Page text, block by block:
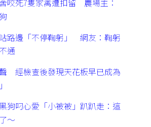
咬死7隻家禽遭扣留 農場主：
路邊「不停鞠躬」 網友：鞠躬
通
經檢查後發現天花板早已成為
狗叼心愛「小被被」趴趴走：這
～